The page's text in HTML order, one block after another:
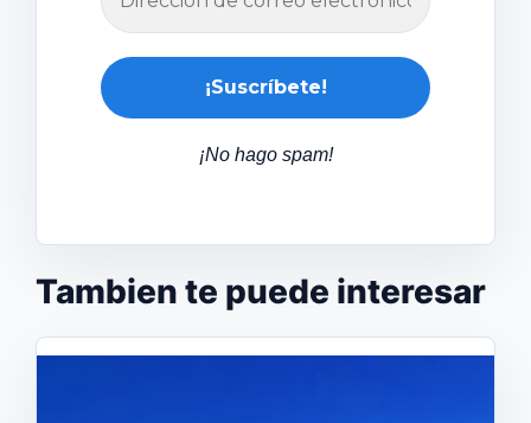
¡No hago spam!
Tambien te puede interesar